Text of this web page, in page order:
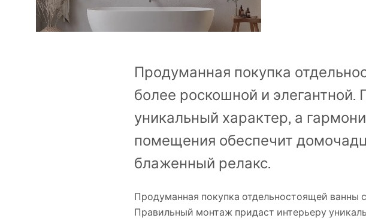
Умывальники
Душевые гарнитуры
Аксессуары и мебель для
Продуманная покупка
более роскошной и элегантной.
уникальный характер, а
помещения обеспечит
блаженный релакс.
Продуманная покупка отдельностоящей ванны
Правильный монтаж придаст интерьеру